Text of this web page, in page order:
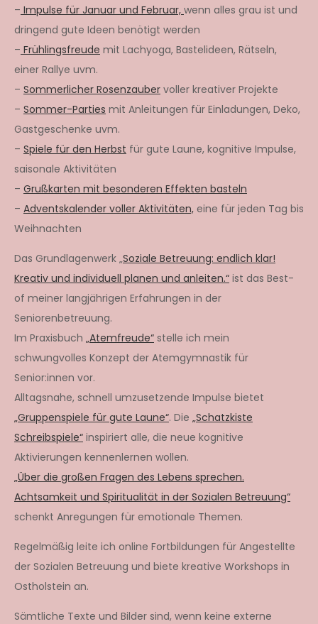
– Impulse für Januar und Februar, wenn alles grau ist und
dringend gute Ideen benötigt werden
– Frühlingsfreude mit Lachyoga, Bastelideen, Rätseln,
einer Rallye uvm.
– Sommerlicher Rosenzauber voller kreativer Projekte
– Sommer-Parties mit Anleitungen für Einladungen, Deko,
Gastgeschenke uvm.
– Spiele für den Herbst für gute Laune, kognitive Impulse,
saisonale Aktivitäten
– Grußkarten mit besonderen Effekten basteln
– Adventskalender voller Aktivitäten, eine für jeden Tag bis
Weihnachten
Das Grundlagenwerk „Soziale Betreuung: endlich klar!
Kreativ und individuell planen und anleiten.“ ist das Best-
of meiner langjährigen Erfahrungen in der
Seniorenbetreuung.
Im Praxisbuch „Atemfreude“ stelle ich mein
schwungvolles Konzept der Atemgymnastik für
Senior:innen vor.
Alltagsnahe, schnell umzusetzende Impulse bietet
„Gruppenspiele für gute Laune“. Die „Schatzkiste
Schreibspiele“ inspiriert alle, die neue kognitive
Aktivierungen kennenlernen wollen.
„Über die großen Fragen des Lebens sprechen.
Achtsamkeit und Spiritualität in der Sozialen Betreuung“
schenkt Anregungen für emotionale Themen.
Regelmäßig leite ich online Fortbildungen für Angestellte
der Sozialen Betreuung und biete kreative Workshops in
Ostholstein an.
Sämtliche Texte und Bilder sind, wenn keine externe